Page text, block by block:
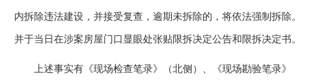
内拆除违法建设，并接受复查，逾期未拆除的，将依法强制拆除。
并于当日在涉案房屋门口显眼处张贴限拆决定公告和限拆决定书。
上述事实有《现场检查笔录》（北侧）、《现场勘验笔录》